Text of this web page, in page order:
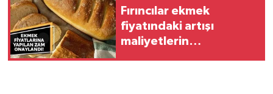
Fırıncılar ekmek
fiyatındaki artışı
maliyetlerin